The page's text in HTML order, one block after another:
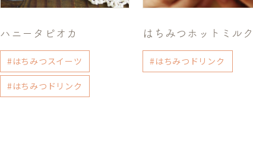
ハニータピオカ
#はちみつスイーツ
#はちみつドリンク
はちみつホットミルク
#はちみつドリンク